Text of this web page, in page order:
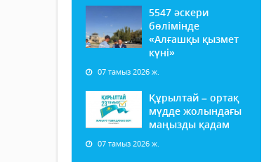
5547 әскери
бөлімінде
«Алғашқы қызмет
күні»
07 тамыз 2026 ж.
Құрылтай – ортақ
мүдде жолындағы
маңызды қадам
07 тамыз 2026 ж.